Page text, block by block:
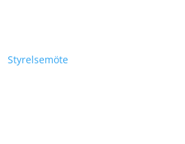
Styrelsemöte